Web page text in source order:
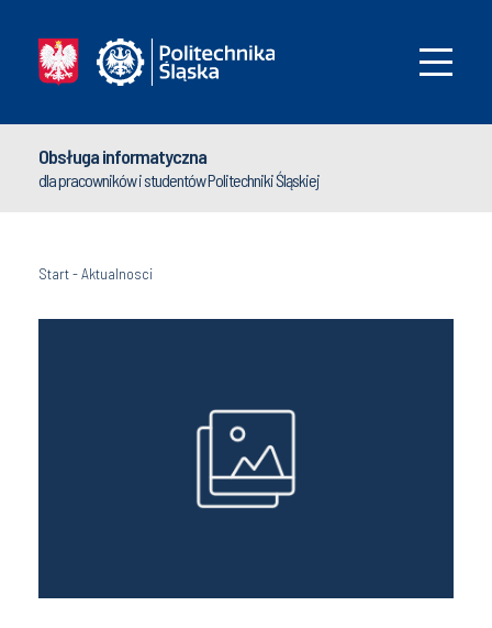
Obsługa informatyczna
dla pracowników i studentów Politechniki Śląskiej
Start-Aktualnosci